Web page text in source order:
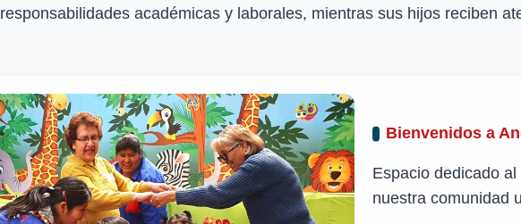
responsabilidades académicas y laborales, mientras sus hijos reciben
Bienvenidos a
Espacio dedicado
nuestra comunidad